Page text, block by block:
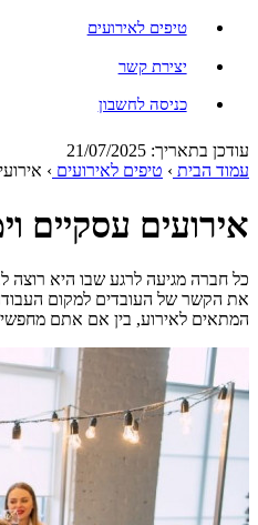
טיפים לאירועים
יצירת קשר
כניסה לחשבון
עודכן בתאריך: 21/07/2025
עמוד הבית › טיפים לאירועים ›
אירועים עסקיים
כל חברה מגיעה לרגע שבו היא רוצה
את הקשר של העובדים למקום
המתאים לאירוע, בין אם אתם